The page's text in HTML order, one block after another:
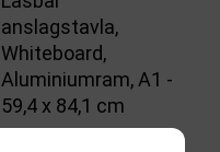
anslagstavla,
Whiteboard,
Aluminiumram, A1 -
59,4 x 84,1 cm